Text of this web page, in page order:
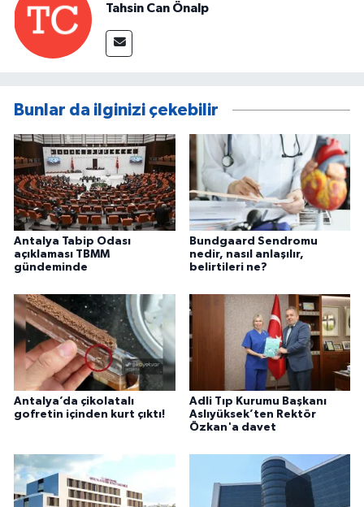
Tahsin Can Önalp
Bunlar da ilginizi çekebilir
Antalya Tabip Odası
açıklaması TBMM
gündeminde
Bundgaard Sendromu
nedir, nasıl anlaşılır,
belirtileri ne?
Antalya’da çikolatalı
gofretin içinden kurt çıktı!
Adli Tıp Kurumu Başkanı
Aslıyüksek’ten Rektör
Özkan'a davet